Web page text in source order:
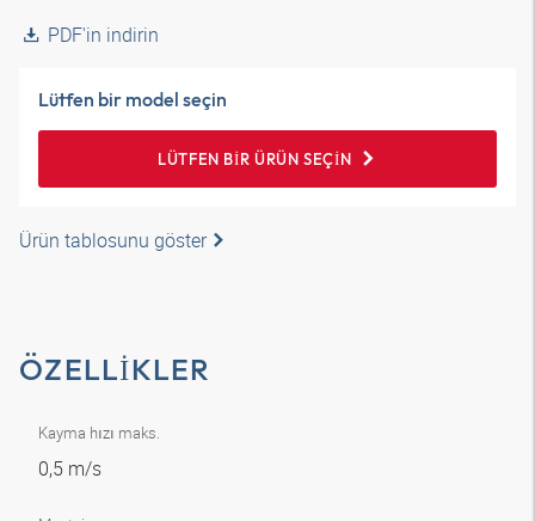
PDF'in indirin
Lütfen bir model seçin
LÜTFEN BIR ÜRÜN SEÇIN
Ürün tablosunu göster
ÖZELLIKLER
Kayma hızı maks.
0,5 m/s